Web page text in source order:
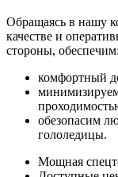
Обращаясь в нашу
качестве и
стороны, обеспечим:
комфортный
обезопасим
гололедицы.
Мощная